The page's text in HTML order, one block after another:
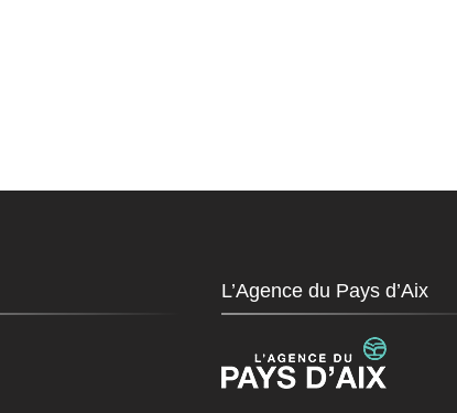
L’Agence du Pays d’Aix